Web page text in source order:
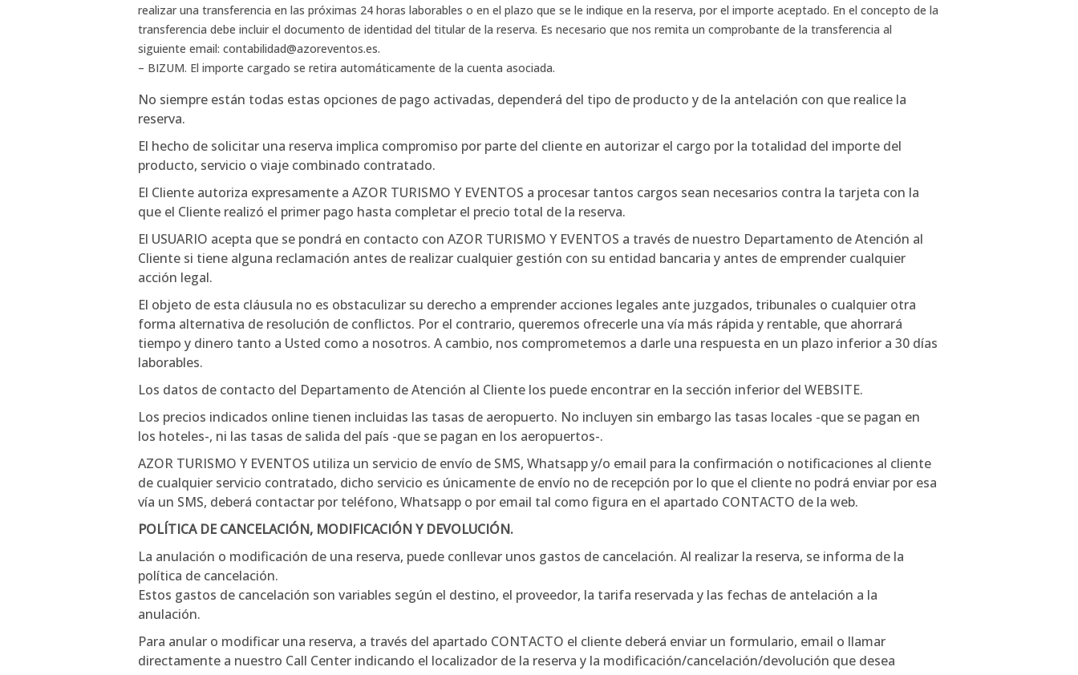
realizar una transferencia en las próximas 24 horas laborables o en el plazo que se le indique en la reserva, por el importe aceptado. En el concepto de la
transferencia debe incluir el documento de identidad del titular de la reserva. Es necesario que nos remita un comprobante de la transferencia al
siguiente email: contabilidad@azoreventos.es.
– BIZUM. El importe cargado se retira automáticamente de la cuenta asociada.
No siempre están todas estas opciones de pago activadas, dependerá del tipo de producto y de la antelación con que realice la
reserva.
El hecho de solicitar una reserva implica compromiso por parte del cliente en autorizar el cargo por la totalidad del importe del
producto, servicio o viaje combinado contratado.
El Cliente autoriza expresamente a AZOR TURISMO Y EVENTOS a procesar tantos cargos sean necesarios contra la tarjeta con la
que el Cliente realizó el primer pago hasta completar el precio total de la reserva.
El USUARIO acepta que se pondrá en contacto con AZOR TURISMO Y EVENTOS a través de nuestro Departamento de Atención al
Cliente si tiene alguna reclamación antes de realizar cualquier gestión con su entidad bancaria y antes de emprender cualquier
acción legal.
El objeto de esta cláusula no es obstaculizar su derecho a emprender acciones legales ante juzgados, tribunales o cualquier otra
forma alternativa de resolución de conflictos. Por el contrario, queremos ofrecerle una vía más rápida y rentable, que ahorrará
tiempo y dinero tanto a Usted como a nosotros. A cambio, nos comprometemos a darle una respuesta en un plazo inferior a 30 días
laborables.
Los datos de contacto del Departamento de Atención al Cliente los puede encontrar en la sección inferior del WEBSITE.
Los precios indicados online tienen incluidas las tasas de aeropuerto. No incluyen sin embargo las tasas locales -que se pagan en
los hoteles-, ni las tasas de salida del país -que se pagan en los aeropuertos-.
AZOR TURISMO Y EVENTOS utiliza un servicio de envío de SMS, Whatsapp y/o email para la confirmación o notificaciones al cliente
de cualquier servicio contratado, dicho servicio es únicamente de envío no de recepción por lo que el cliente no podrá enviar por esa
vía un SMS, deberá contactar por teléfono, Whatsapp o por email tal como figura en el apartado CONTACTO de la web.
POLÍTICA DE CANCELACIÓN, MODIFICACIÓN Y DEVOLUCIÓN.
La anulación o modificación de una reserva, puede conllevar unos gastos de cancelación. Al realizar la reserva, se informa de la
política de cancelación.
Estos gastos de cancelación son variables según el destino, el proveedor, la tarifa reservada y las fechas de antelación a la
anulación.
Para anular o modificar una reserva, a través del apartado CONTACTO el cliente deberá enviar un formulario, email o llamar
directamente a nuestro Call Center indicando el localizador de la reserva y la modificación/cancelación/devolución que desea